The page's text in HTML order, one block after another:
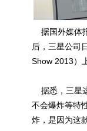
据国外媒体
后，三星公司
Show 2013）
据悉，三星
不会爆炸等特
炸，是因为这